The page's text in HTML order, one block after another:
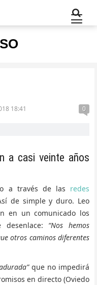
18:41 0
a casi veinte años
a través de las redes
de simple y duro. Leo
en un comunicado los
desenlace: “Nos hemos
otros caminos diferentes
que no impedirá
en directo (Oviedo